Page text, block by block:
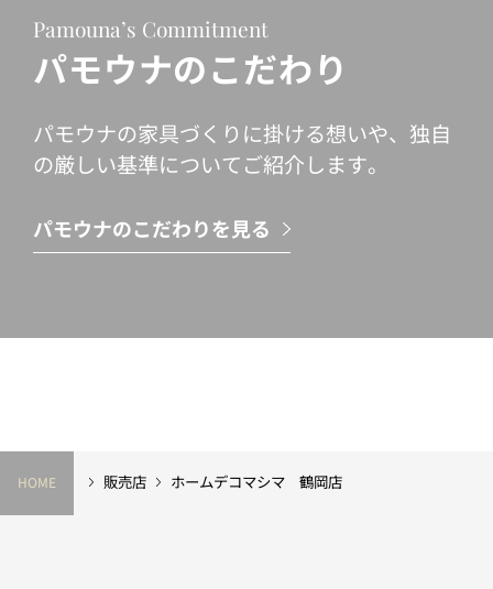
Pamouna’s Commitment
パモウナのこだわり
パモウナの家具づくりに掛ける想いや、独自
の厳しい基準についてご紹介します。
パモウナのこだわりを見る
HOME 販売店 ホームデコマシマ 鶴岡店